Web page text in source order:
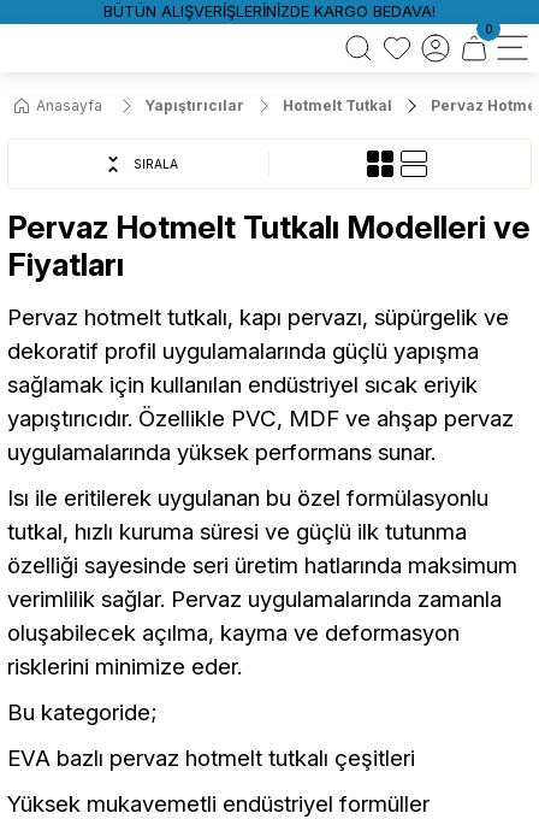
BÜTÜN ALIŞVERİŞLERİNİZDE KARGO BEDAVA!
0
Anasayfa Yapıştırıcılar Hotmelt Tutkal Pervaz
SIRALA
Pervaz Hotmelt Tutkalı Modelleri ve
Fiyatları
Pervaz hotmelt tutkalı, kapı pervazı, süpürgelik ve
dekoratif profil uygulamalarında güçlü yapışma
sağlamak için kullanılan endüstriyel sıcak eriyik
yapıştırıcıdır. Özellikle PVC, MDF ve ahşap pervaz
uygulamalarında yüksek performans sunar.
Isı ile eritilerek uygulanan bu özel formülasyonlu
tutkal, hızlı kuruma süresi ve güçlü ilk tutunma
özelliği sayesinde seri üretim hatlarında maksimum
verimlilik sağlar. Pervaz uygulamalarında zamanla
oluşabilecek açılma, kayma ve deformasyon
risklerini minimize eder.
Bu kategoride;
EVA bazlı pervaz hotmelt tutkalı çeşitleri
Yüksek mukavemetli endüstriyel formüller